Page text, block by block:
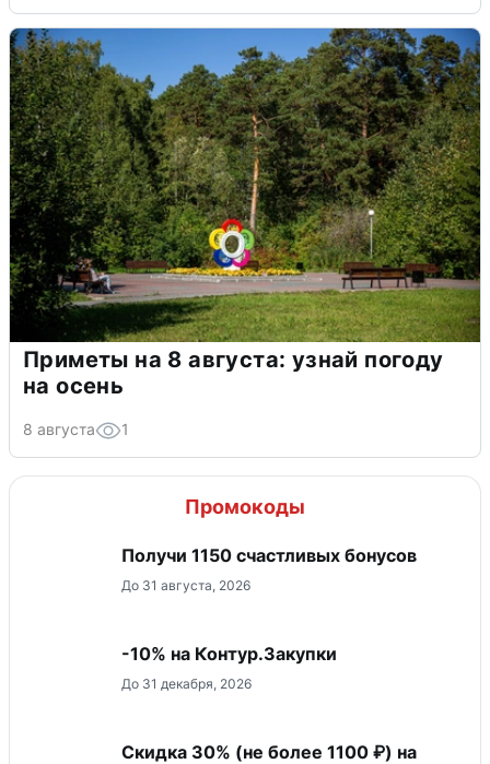
Приметы на 8 августа: узнай погоду
на осень
8 августа 1
Промокоды
Получи 1150 счастливых бонусов
До 31 августа, 2026
-10% на Контур.Закупки
До 31 декабря, 2026
Скидка 30% (не более 1100 ₽) на